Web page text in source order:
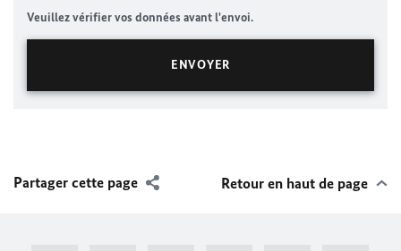
Veuillez vérifier vos données avant l'envoi.
Partager cette page Retour en haut de page